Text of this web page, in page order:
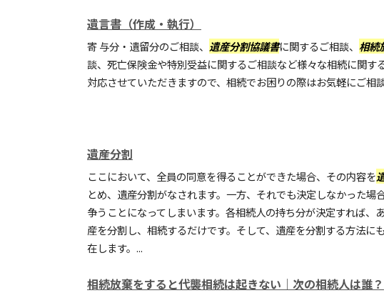
遺言書（作成・執行）
寄 与分・遺留分のご相談、 遺産分割協議書に関するご相談、 相続
談、死亡保険金や特別受益に関するご相談など様々な相続に関す
対応させていただきますので、相続でお困りの際はお気軽にご相
遺産分割
ここにおいて、全員の同意を得ることができた場合、その内容を
とめ、遺産分割がなされます。一方、それでも決定しなかった場
争うことになってしまいます。各相続人の持ち分が決定すれば、
産を分割し、相続するだけです。そして、遺産を分割する方法に
在します。...
相続放棄をすると代襲相続は起きない｜次の相続人は誰？